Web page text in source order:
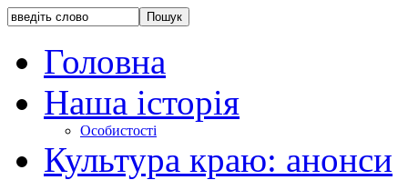
Головна
Наша історія
Особистості
Культура краю: анонси